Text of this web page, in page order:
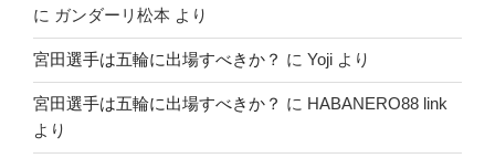
に ガンダーリ松本 より
宮田選手は五輪に出場すべきか？ に Yoji より
宮田選手は五輪に出場すべきか？ に HABANERO88 link
より